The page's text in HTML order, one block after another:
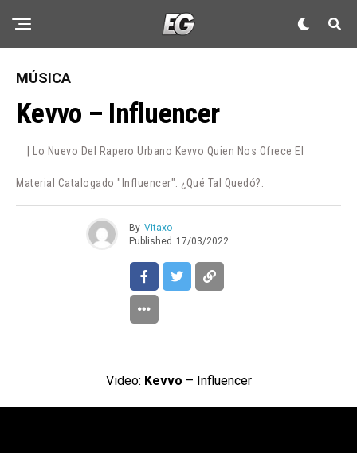
MÚSICA
Kevvo – Influencer
| Lo Nuevo Del Rapero Urbano Kevvo Quien Nos Ofrece El
Material Catalogado "Influencer". ¿Qué Tal Quedó?.
By Vitaxo
Published 17/03/2022
Video: Kevvo – Influencer